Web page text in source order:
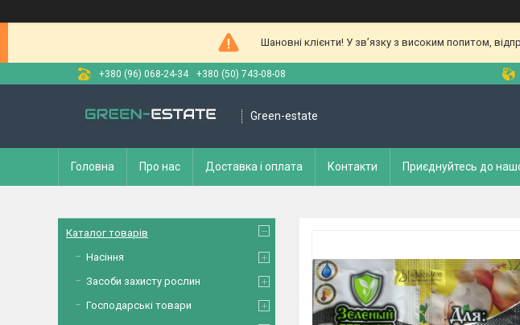
Шановні клієнти! У зв’язку з високим попитом,
+380 (96) 068-24-34 +380 (50) 743-08-08
Green-estate
Головна Про нас Доставка і оплата Контакти Приєднуйтесь до
Каталог товарів
Насіння
Засоби захисту рослин
Господарські товари